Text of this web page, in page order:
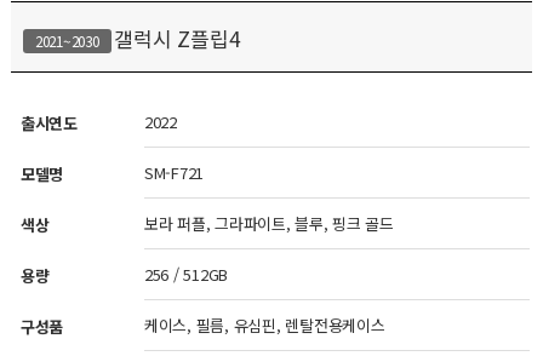
2021~2030 갤럭시 Z플립4
출시연도 2022
모델명 SM-F721
색상 보라 퍼플, 그라파이트, 블루, 핑크 골드
용량 256 / 512GB
구성품 케이스, 필름, 유심핀, 렌탈전용케이스